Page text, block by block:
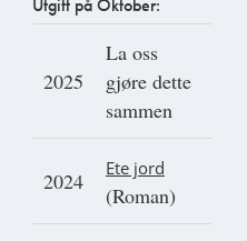
Utgitt på Oktober:
2025
La oss
gjøre dette
sammen
2024 Ete jord
(Roman)